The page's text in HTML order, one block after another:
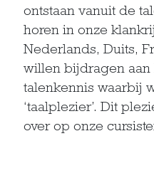
ontstaan vanuit de
horen in onze
Nederlands, Duits,
willen bijdragen aan
talenkennis waarbij
‘taalplezier’. Dit
over op onze